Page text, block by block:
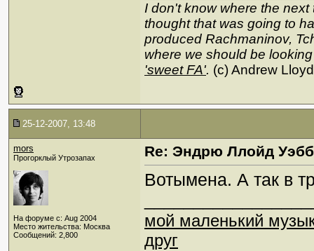
I don't know where the
thought that was going to
produced Rachmaninov,
where we should be
'sweet FA'. (c) Andrew
25-12-2007, 13:48
mors
Прогорклый Утрозапах
На форуме с: Aug 2004
Место жительства: Москва
Сообщений: 2,800
Re: Эндрю Ллойд
Вотымена. А так в
мой маленький
друг